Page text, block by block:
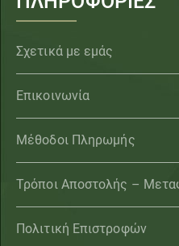
Σχετικά με εμάς
Επικοινωνία
Μέθοδοι Πληρωμής
Τρόποι Αποστολής –
Πολιτική Επιστροφών